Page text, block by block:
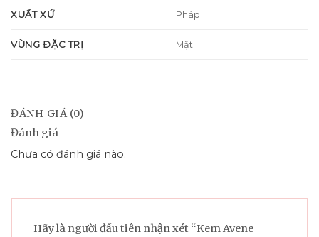
XUẤT XỨ Pháp
VÙNG ĐẶC TRỊ Mặt
ĐÁNH GIÁ (0)
Đánh giá
Chưa có đánh giá nào.
Hãy là người đầu tiên nhận xét “Kem Avene